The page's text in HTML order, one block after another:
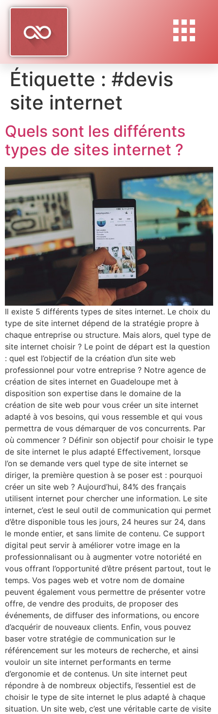
Étiquette : #devis
site internet
Quels sont les différents
types de sites internet ?
Il existe 5 différents types de sites internet. Le choix du
type de site internet dépend de la stratégie propre à
chaque entreprise ou structure. Mais alors, quel type de
site internet choisir ? Le point de départ est la question
: quel est l’objectif de la création d’un site web
professionnel pour votre entreprise ? Notre agence de
création de sites internet en Guadeloupe met à
disposition son expertise dans le domaine de la
création de site web pour vous créer un site internet
adapté à vos besoins, qui vous ressemble et qui vous
permettra de vous démarquer de vos concurrents. Par
où commencer ? Définir son objectif pour choisir le type
de site internet le plus adapté Effectivement, lorsque
l’on se demande vers quel type de site internet se
diriger, la première question à se poser est : pourquoi
créer un site web ? Aujourd’hui, 84% des français
utilisent internet pour chercher une information. Le site
internet, c’est le seul outil de communication qui permet
d’être disponible tous les jours, 24 heures sur 24, dans
le monde entier, et sans limite de contenu. Ce support
digital peut servir à améliorer votre image en la
professionnalisant ou à augmenter votre notoriété en
vous offrant l’opportunité d’être présent partout, tout le
temps. Vos pages web et votre nom de domaine
peuvent également vous permettre de présenter votre
offre, de vendre des produits, de proposer des
événements, de diffuser des informations, ou encore
d’acquérir de nouveaux clients. Enfin, vous pouvez
baser votre stratégie de communication sur le
référencement sur les moteurs de recherche, et ainsi
vouloir un site internet performants en terme
d’ergonomie et de contenus. Un site internet peut
répondre à de nombreux objectifs, l’essentiel est de
choisir le type de site internet le plus adapté à chaque
situation. Un site web, c’est une véritable carte de visite